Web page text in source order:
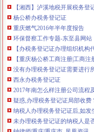
杨公桥办税务登记证
重庆燃气2016年半年度报告
环保督察工作专题-东至县网站
【办税务登记证办理组织机构
【重庆杨公桥工商注册|工商
没有办理税务登记证需要进行
西永办税务登记证
2017年南怎么样注册公司流程
疑惑,办理税务登记证局部收费
纳税人办理税务登记证后,如
未办理税务登记证的纳税人是
钟律师|重庆|重庆市_凤凰资讯
新桥办税务登记证